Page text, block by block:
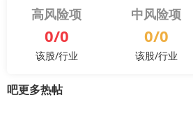
高风险项
0/0
该股/行业
中风险项
0/0
该股/行业
吧更多热帖